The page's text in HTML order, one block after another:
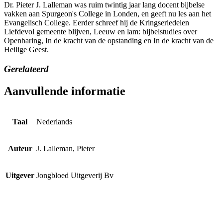
Dr. Pieter J. Lalleman was ruim twintig jaar lang docent bijbelse
vakken aan Spurgeon's College in Londen, en geeft nu les aan het
Evangelisch College. Eerder schreef hij de Kringseriedelen
Liefdevol gemeente blijven, Leeuw en lam: bijbelstudies over
Openbaring, In de kracht van de opstanding en In de kracht van de
Heilige Geest.
Gerelateerd
Aanvullende informatie
Taal Nederlands
Auteur J. Lalleman, Pieter
Uitgever Jongbloed Uitgeverij Bv